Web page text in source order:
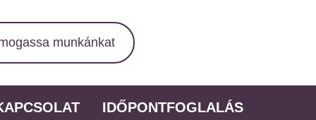
munkánkat
IDŐPONTFOGLALÁS